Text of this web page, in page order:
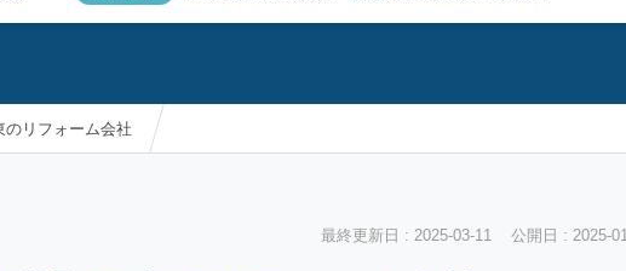
のリフォーム会社
最終更新日 : 2025-03-11 公開日 : 2025-